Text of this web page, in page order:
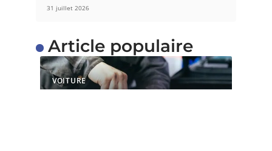
31 juillet 2026
Article populaire
VOITURE